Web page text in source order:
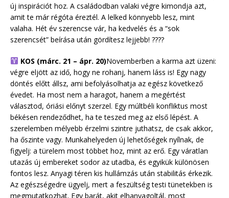
új inspirációt hoz. A családodban valaki végre kimondja azt,
amit te már régóta éreztél. A lelked könnyebb lesz, mint
valaha. Hét év szerencse vár, ha kedvelés és a “sok
szerencsét” beírása után gördítesz lejjebb! ????
KOS (márc. 21 – ápr. 20)Novemberben a karma azt üzeni:
végre eljött az idő, hogy ne rohanj, hanem láss is! Egy nagy
döntés előtt állsz, ami befolyásolhatja az egész következő
évedet. Ha most nem a haragot, hanem a megértést
választod, óriási előnyt szerzel. Egy múltbéli konfliktus most
békésen rendeződhet, ha te teszed meg az első lépést. A
szerelemben mélyebb érzelmi szintre juthatsz, de csak akkor,
ha őszinte vagy. Munkahelyeden új lehetőségek nyílnak, de
figyelj: a türelem most többet hoz, mint az erő. Egy váratlan
utazás új embereket sodor az utadba, és egyikük különösen
fontos lesz. Anyagi téren kis hullámzás után stabilitás érkezik.
Az egészségedre ügyelj, mert a feszültség testi tünetekben is
megmutatkozhat. Egy barát, akit elhanyagoltál, most